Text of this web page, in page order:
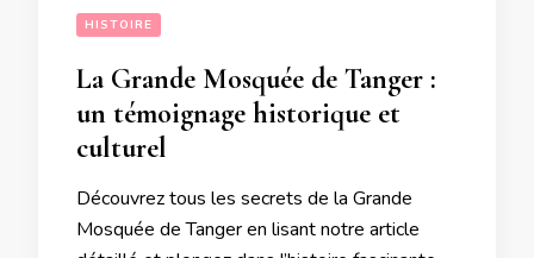
HISTOIRE
La Grande Mosquée de Tanger :
un témoignage historique et
culturel
Découvrez tous les secrets de la Grande
Mosquée de Tanger en lisant notre article